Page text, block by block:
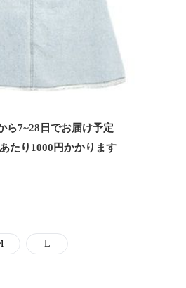
ら7~28日でお届け予定
たり 1000 円かかります
L